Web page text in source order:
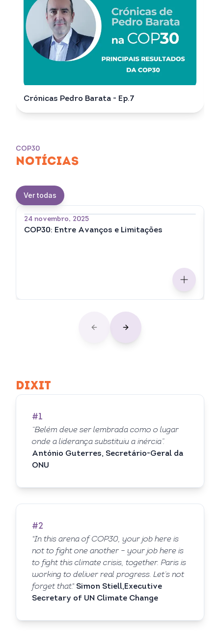
Crónicas Pedro Barata - Ep.7
COP30
NOTÍCIAS
Ver todas
24 novembro, 2025
COP30: Entre Avanços e Limitações
Previous slideNext slide
DIXIT
#1
“Belém deve ser lembrada como o lugar
onde a liderança substituiu a inércia”.
António Guterres, Secretário-Geral da
ONU
#2
"In this arena of COP30, your job here is
not to fight one another – your job here is
to fight this climate crisis, together. Paris is
working to deliver real progress. Let’s not
forget that." Simon Stiell,Executive
Secretary of UN Climate Change